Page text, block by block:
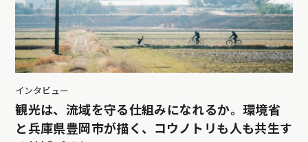
インタビュー
観光は、流域を守る仕組みになれるか。環境省
と兵庫県豊岡市が描く、コウノトリも人も共生す